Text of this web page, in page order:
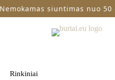
siuntimas nuo 50 eur
Rinkiniai